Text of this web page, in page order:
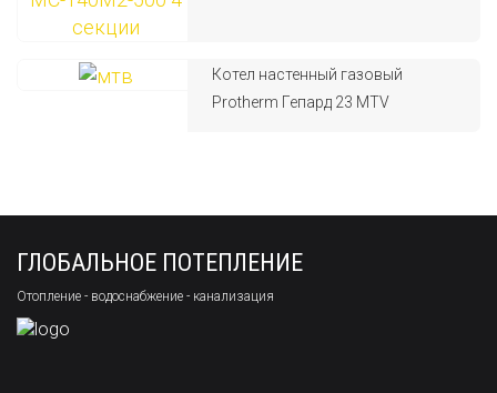
Котел настенный газовый
Protherm Гепард 23 MTV
ГЛОБАЛЬНОЕ ПОТЕПЛЕНИЕ
Отопление - водоснабжение - канализация